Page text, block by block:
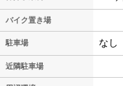
バイク置き場
駐車場 なし
近隣駐車場